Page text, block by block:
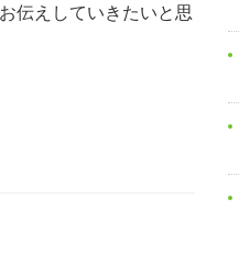
伝えしていきたいと思